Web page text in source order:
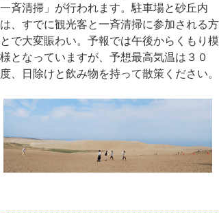
一斉清掃」が行われます。駐車場と砂丘内
は、すでに観光客と一斉清掃に参加される方
とで大変賑わい。予報では午後からくもり模
様となっていますが、予想最高気温は３０
度、日除けと飲み物を持って散策ください。